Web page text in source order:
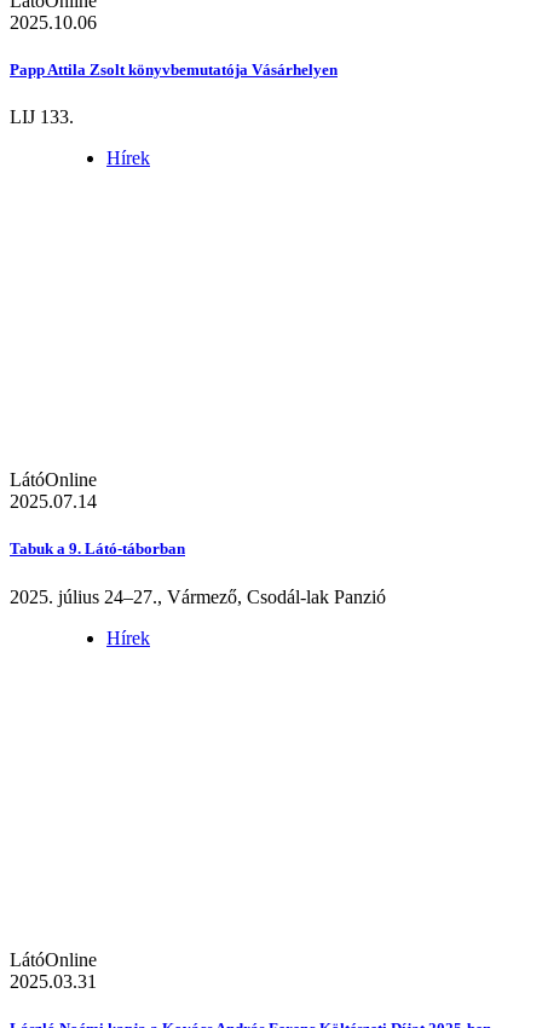
2025.10.06
Papp Attila Zsolt könyvbemutatója Vásárhelyen
LIJ 133.
Hírek
LátóOnline
2025.07.14
Tabuk a 9. Látó-táborban
2025. július 24–27., Vármező, Csodál-lak Panzió
Hírek
LátóOnline
2025.03.31